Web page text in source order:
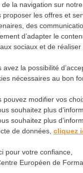
symptômes et
:
de la navigation sur
proposer les offres et
des
d’adapter le
sociaux et de
avez la possibilité
nécessaires au bon
pouvez modifier vos
souhaitez plus
souhaitez plus
de données, cliquez
pour votre confiance,
Européen de